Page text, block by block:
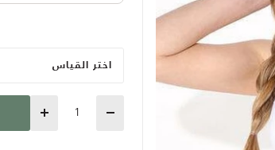
اختر القياس
Quantity